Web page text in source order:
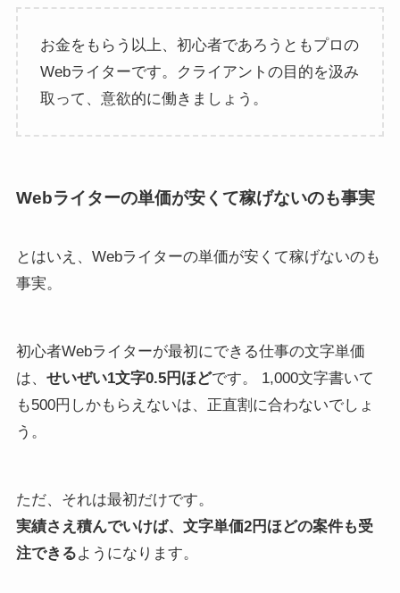
お金をもらう以上、初心者であろうともプロの
Webライターです。クライアントの目的を汲み
取って、意欲的に働きましょう。
Webライターの単価が安くて稼げないのも事実
とはいえ、Webライターの単価が安くて稼げないのも
事実。
初心者Webライターが最初にできる仕事の文字単価
は、 せいぜい1文字0.5円ほどです。 1,000文字書いて
も500円しかもらえないは、正直割に合わないでしょ
う。
ただ、それは最初だけです。
実績さえ積んでいけば、文字単価2円ほどの案件も受
注できるようになります。